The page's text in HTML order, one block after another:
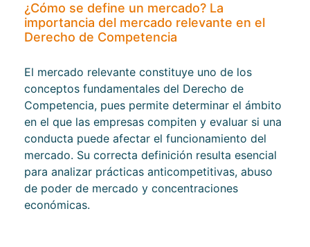
¿Cómo se define un mercado? La
importancia del mercado relevante en el
Derecho de Competencia
El mercado relevante constituye uno de los
conceptos fundamentales del Derecho de
Competencia, pues permite determinar el ámbito
en el que las empresas compiten y evaluar si una
conducta puede afectar el funcionamiento del
mercado. Su correcta definición resulta esencial
para analizar prácticas anticompetitivas, abuso
de poder de mercado y concentraciones
económicas.